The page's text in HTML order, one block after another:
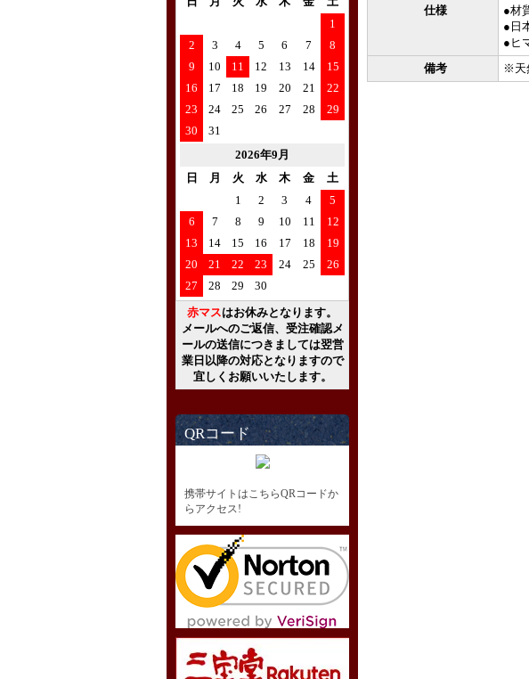
1
2
3 4 5 6 7
8
9
10 11 12 13 14
15
16
17 18 19 20 21
22
23
24 25 26 27 28
29
30
31
2026年9月
日
月 火 水 木 金
土
1
2 3 4
5
6
7 8 9 10 11
12
13
14 15 16 17 18
19
20
21 22 23 24 25
26
27
28 29
30
赤マスはお休みとなります。
メールへのご返信、受注確認メ
ールの送信につきましては翌営
業日以降の対応となりますので
宜しくお願いいたします。
QRコード
携帯サイトはこちらQRコードか
らアクセス!
仕様
●材
●日
●ヒ
備考
※天